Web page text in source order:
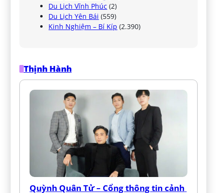
Du Lịch Vĩnh Phúc (2)
Du Lịch Yên Bái (559)
Kinh Nghiệm – Bí Kíp (2.390)
Thịnh Hành
Quỳnh Quân Tử – Cổng thông tin cảnh